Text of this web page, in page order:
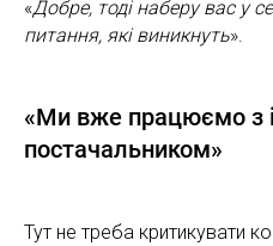
«Добре, тоді наберу вас у
питання, які виникнуть».
«Ми вже працюємо з
постачальником»
Тут не треба критикувати